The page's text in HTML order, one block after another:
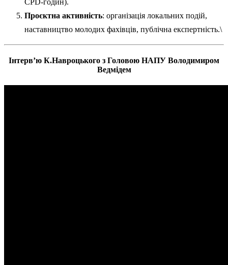
Проєктна активність: організація локальних подій,
наставництво молодих фахівців, публічна експертність.\
Інтерв’ю К.Навроцького з Головою НАПУ Володимиром
Ведмідем